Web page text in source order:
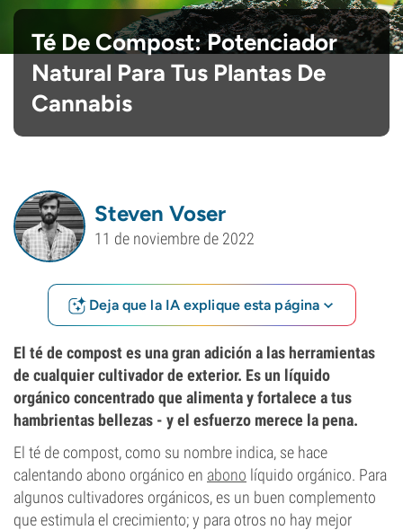
Té De Compost: Potenciador
Natural Para Tus Plantas De
Cannabis
Steven Voser
11 de noviembre de 2022
Deja que la IA explique esta página
El té de compost es una gran adición a las herramientas
de cualquier cultivador de exterior. Es un líquido
orgánico concentrado que alimenta y fortalece a tus
hambrientas bellezas - y el esfuerzo merece la pena.
El té de compost, como su nombre indica, se hace
calentando abono orgánico en abono líquido orgánico. Para
algunos cultivadores orgánicos, es un buen complemento
que estimula el crecimiento; y para otros no hay mejor